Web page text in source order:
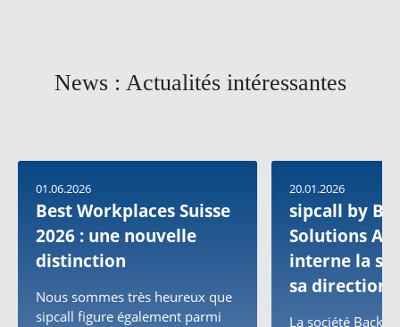
News : Actualités intéressantes
01.06.2026
Best Workplaces Suisse
2026 : une nouvelle
distinction
Nous sommes très heureux que
sipcall figure également parmi
20.01.2026
sipcall by
Solutions
interne la
sa direction
La société